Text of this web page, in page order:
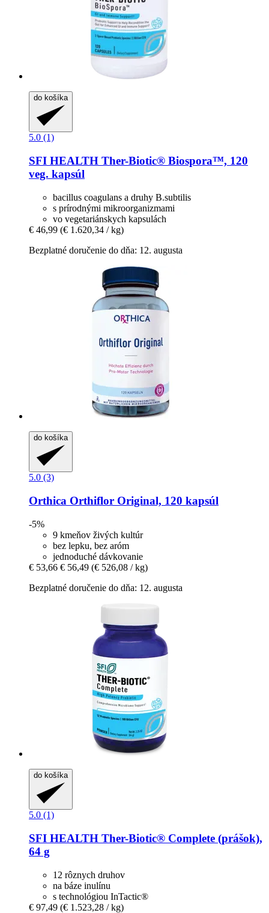
do košíka
5.0 (1)
SFI HEALTH Ther-​Biotic® Biospora™, 120
veg. kapsúl
bacillus coagulans a druhy B.subtilis
s prírodnými mikroorganizmami
vo vegetariánskych kapsulách
€ 46,99 (€ 1.620,34 / kg)
Bezplatné doručenie do dňa: 12. augusta
do košíka
5.0 (3)
Orthica Orthiflor Original, 120 kapsúl
-5%
9 kmeňov živých kultúr
bez lepku, bez aróm
jednoduché dávkovanie
€ 53,66 € 56,49 (€ 526,08 / kg)
Bezplatné doručenie do dňa: 12. augusta
do košíka
5.0 (1)
SFI HEALTH Ther-​Biotic® Complete (prášok),
64 g
12 rôznych druhov
na báze inulínu
s technológiou InTactic®
€ 97,49 (€ 1.523,28 / kg)